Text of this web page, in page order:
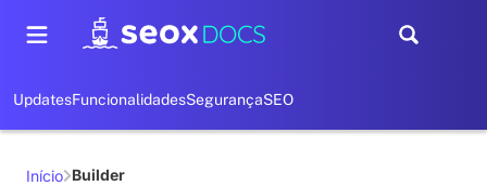
UpdatesFuncionalidadesSegurançaSEO
Início Builder